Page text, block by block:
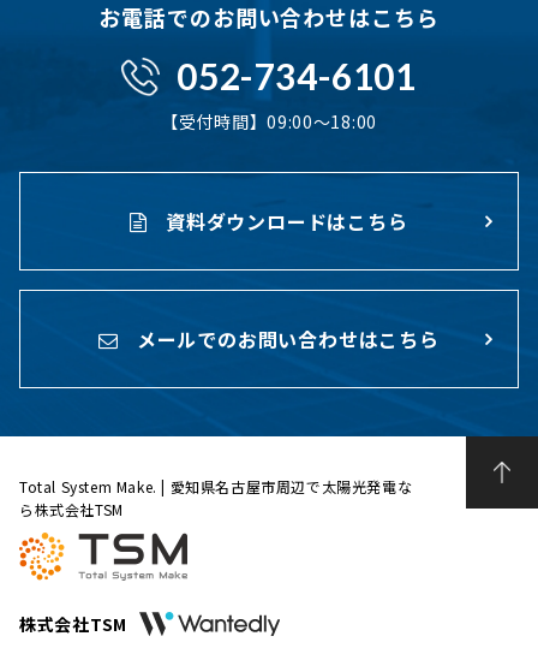
お電話でのお問い合わせはこちら
052-734-6101
【受付時間】09:00〜18:00
資料ダウンロードはこちら
メールでのお問い合わせはこちら
Total System Make. | 愛知県名古屋市周辺で太陽光発電な
ら株式会社TSM
株式会社TSM